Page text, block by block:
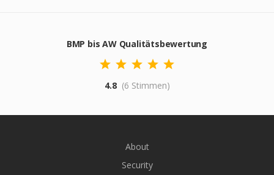
BMP bis AW Qualitätsbewertung
4.8 (6 Stimmen)
About
Security